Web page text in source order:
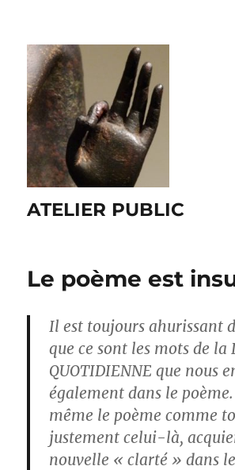
ATELIER PUBLIC
Le poème est
Il est toujours ahurissant
que ce sont les mots de la
QUOTIDIENNE que nous
également dans le
même le poème comme
justement celui-là,
nouvelle « clarté » dans